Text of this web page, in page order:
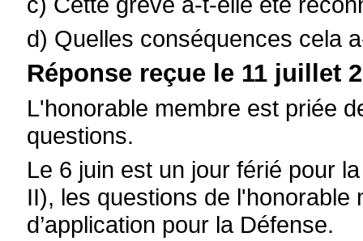
d) Quelles conséquences cela
Réponse reçue le 11 juillet
L'honorable membre est priée
questions.
Le 6 juin est un jour férié pour
II), les questions de
d’application pour la Défense.